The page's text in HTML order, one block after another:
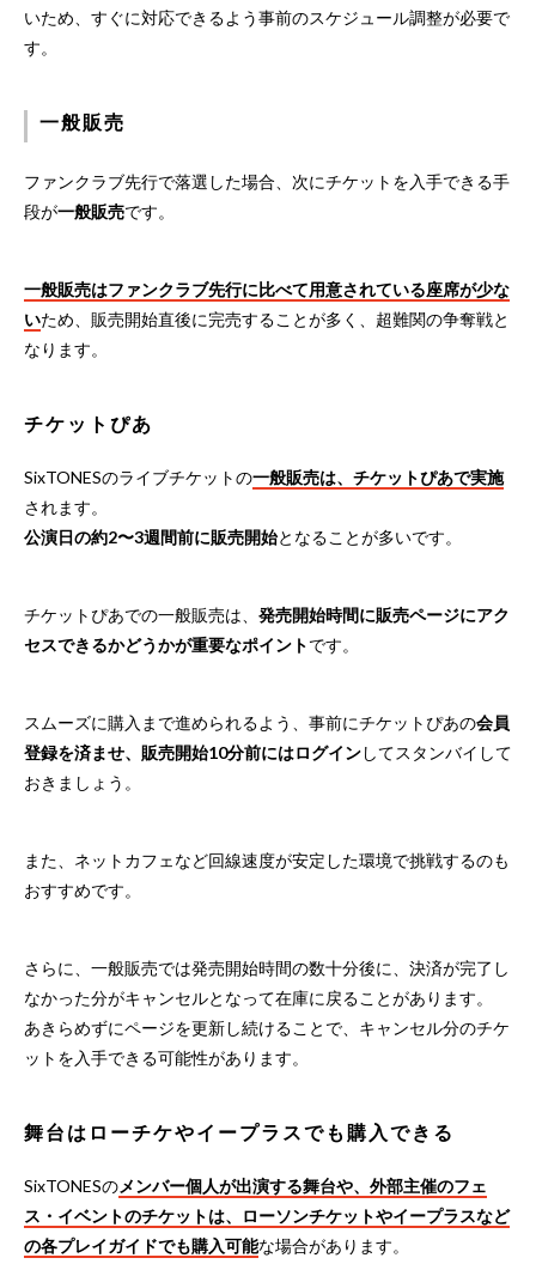
いため、すぐに対応できるよう事前のスケジュール調整が必要で
す。
一般販売
ファンクラブ先行で落選した場合、次にチケットを入手できる手
段が一般販売です。
一般販売はファンクラブ先行に比べて用意されている座席が少な
いため、販売開始直後に完売することが多く、超難関の争奪戦と
なります。
チケットぴあ
SixTONESのライブチケットの一般販売は、チケットぴあで実施
されます。
公演日の約2〜3週間前に販売開始となることが多いです。
チケットぴあでの一般販売は、 発売開始時間に販売ページにアク
セスできるかどうかが重要なポイントです。
スムーズに購入まで進められるよう、事前にチケットぴあの会員
登録を済ませ、販売開始10分前にはログインしてスタンバイして
おきましょう。
また、ネットカフェなど回線速度が安定した環境で挑戦するのも
おすすめです。
さらに、一般販売では発売開始時間の数十分後に、決済が完了し
なかった分がキャンセルとなって在庫に戻ることがあります。
あきらめずにページを更新し続けることで、キャンセル分のチケ
ットを入手できる可能性があります。
舞台はローチケやイープラスでも購入できる
SixTONESのメンバー個人が出演する舞台や、外部主催のフェ
ス・イベントのチケットは、ローソンチケットやイープラスなど
の各プレイガイドでも購入可能な場合があります。